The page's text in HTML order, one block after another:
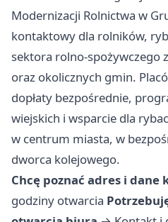
Modernizacji Rolnictwa w
kontaktowy dla rolników,
sektora rolno-spożywczego
oraz okolicznych gmin.
dopłaty bezpośrednie,
wiejskich i wsparcie dla
w centrum miasta, w
dworca kolejowego.
Chcę poznać adres i dane
godziny otwarcia